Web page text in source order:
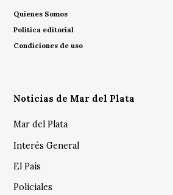
Quienes Somos
Política editorial
Condiciones de uso
Noticias de Mar del Plata
Mar del Plata
Interés General
El País
Policiales